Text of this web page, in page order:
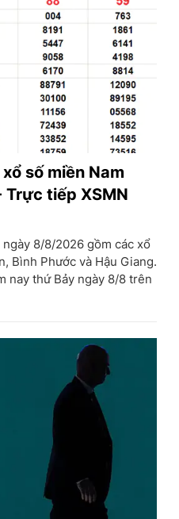
số miền Nam
tiếp XSMN
8/8/2026 gồm các xổ
Bình Phước và Hậu Giang.
nay thứ Bảy ngày 8/8 trên